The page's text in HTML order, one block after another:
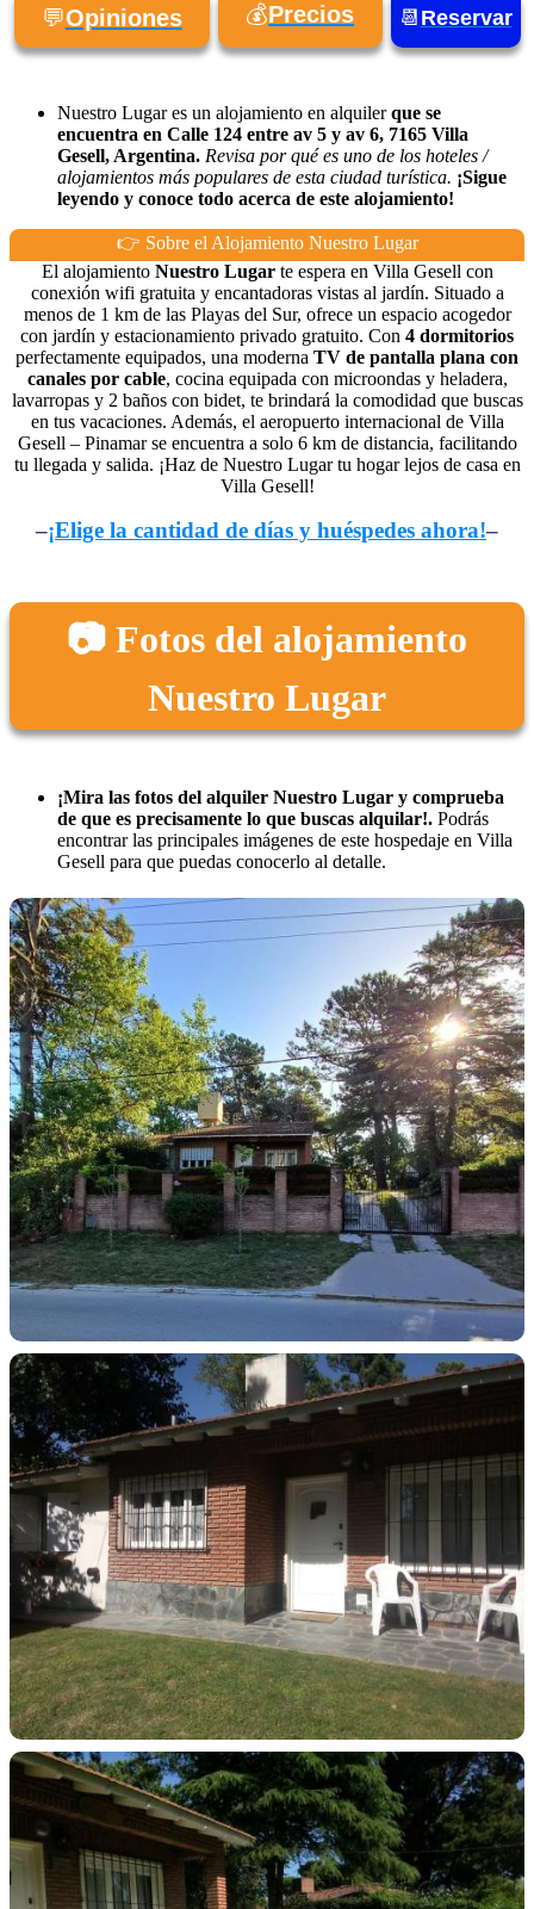
💬Opiniones 💰Precios 📆 Reservar
Nuestro Lugar es un alojamiento en alquilerque se
encuentra en Calle 124 entre av 5 y av 6, 7165 Villa
Gesell, Argentina. Revisa por qué es uno de los hoteles /
alojamientos más populares de esta ciudad turística. ¡Sigue
leyendo y conoce todo acerca de este alojamiento!
👉 Sobre el Alojamiento Nuestro Lugar
El alojamiento Nuestro Lugarte espera en Villa Gesell con
conexión wifi gratuita y encantadoras vistas al jardín. Situado a
menos de 1 km de las Playas del Sur, ofrece un espacio acogedor
con jardín y estacionamiento privado gratuito. Con 4 dormitorios
perfectamente equipados, una moderna TV de pantalla plana con
canales por cable, cocina equipada con microondas y heladera,
lavarropas y 2 baños con bidet, te brindará la comodidad que buscas
en tus vacaciones. Además, el aeropuerto internacional de Villa
Gesell – Pinamar se encuentra a solo 6 km de distancia, facilitando
tu llegada y salida. ¡Haz de Nuestro Lugar tu hogar lejos de casa en
Villa Gesell!
–¡Elige la cantidad de días y huéspedes ahora!–
📷 Fotos del alojamiento
Nuestro Lugar
¡Mira las fotos del alquiler Nuestro Lugar y comprueba
de que es precisamente lo que buscas alquilar!. Podrás
encontrar las principales imágenes de este hospedaje en Villa
Gesell para que puedas conocerlo al detalle.